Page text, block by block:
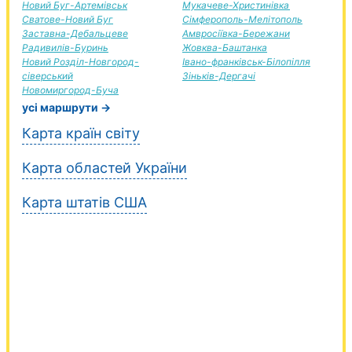
Новий Буг-Артемівськ
Сватове-Новий Буг
Заставна-Дебальцеве
Радивилів-Буринь
Новий Розділ-Новгород-
сіверський
Новомиргород-Буча
Мукачеве-Христинівка
Сімферополь-Мелітополь
Амвросіївка-Бережани
Жовква-Баштанка
Івано-франківськ-Білопілля
Зіньків-Дергачі
усі маршрути →
Карта країн світу
Карта областей України
Карта штатів США